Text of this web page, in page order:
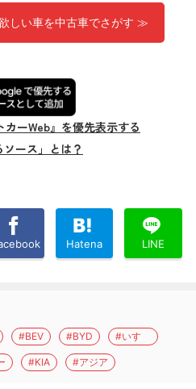
しい車を中古車でさがす ≫
ーWeb』を優先表示する
ソース」とは？
Hatena LINE
#BEV #BYD #いすゞ
#KIA #アジア